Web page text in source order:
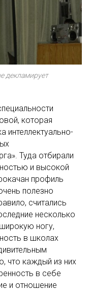
декламирует
которая
интеллектуально-
Туда отбирали
и высокой
профиль
полезно
считались
несколько
ногу,
в школах
что каждый из них
в себе
и отношение